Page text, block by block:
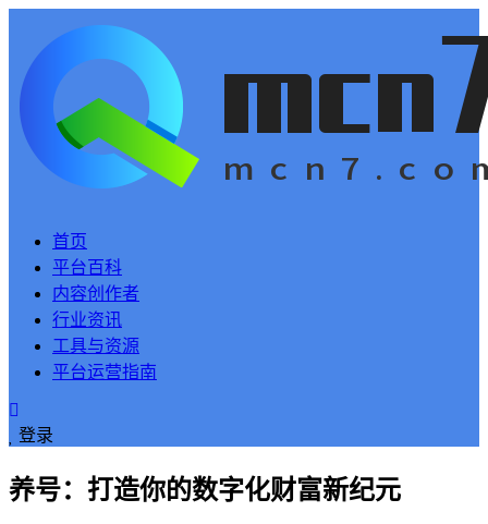
首页
平台百科
内容创作者
行业资讯
工具与资源
平台运营指南
登录
养号：打造你的数字化财富新纪元